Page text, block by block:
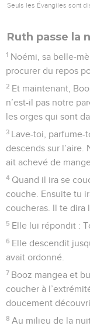
Seuls les Évangiles sont
Ruth passe la
1 Noémi, sa belle-
procurer du repos
2 Et maintenant,
n’est-il pas notre
les orges qui sont
3 Lave-toi, parfume-
descends sur l’aire.
ait achevé de
4 Quand il ira se
couche. Ensuite tu
coucheras. Il te dira
5 Elle lui répondit :
6 Elle descendit
avait ordonné.
7 Booz mangea et
coucher à
doucement
8 Au milieu de la